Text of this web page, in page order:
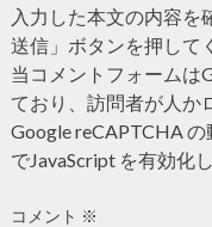
入力した本文の内容を
送信」ボタンを押して
当コメントフォームは
ており、訪問者が人か
Google reCAPTCHA
でJavaScript を有効化
コメント ※